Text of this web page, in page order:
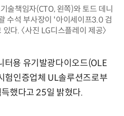
술책임자(CTO, 왼쪽)와 토드 데니
수석 부사장이 '아이세이프3.0 검
다. 〈사진 LG디스플레이 제공〉
터용 유기발광다이오드(OLE
험인증업체 UL솔루션즈로부
했다고 25일 밝혔다.